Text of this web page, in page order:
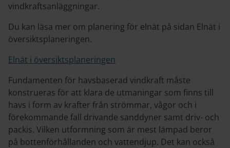
vindkraftsanläggningar.
Du kan läsa mer om planering för elnät på sidan Elnät i
översiktsplaneringen.
Elnät i översiktsplaneringen
Fundamenten för havsbaserad vindkraft måste
konstrueras för att klara de utmaningar som finns till
havs i form av krafter från strömmar, vågor och i
förekommande fall drivande sanddyner samt driv- och
packis. Vilken utformning som är mest lämpad beror
på bottenförhållanden och vattendjup. Det kan också